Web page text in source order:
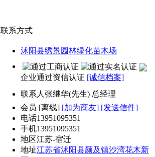
联系方式
沭阳县绣景园林绿化苗木场
企业通过资信认证 [诚信档案]
联系人 张继华(先生) 总经理
会员 [离线] [加为商友] [发送信件]
电话13951095351
手机13951095351
地区江苏-宿迁
地址江苏省沭阳县颜及镇沙湾花木新